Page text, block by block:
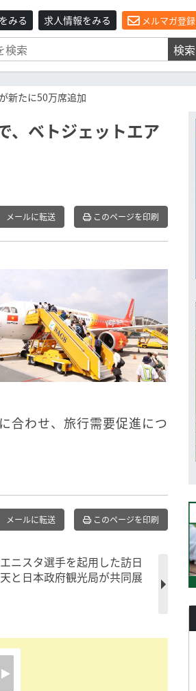
みる 求人情報をみる メルマガ登録
検索
新たに50万席追加
、ベトジェットエア
メールに転送 このページを印刷
合わせ、旅行需要促進につ
メールに転送 このページを印刷
ニスタ選手を起用した訪日
と日本政府観光局が共同展